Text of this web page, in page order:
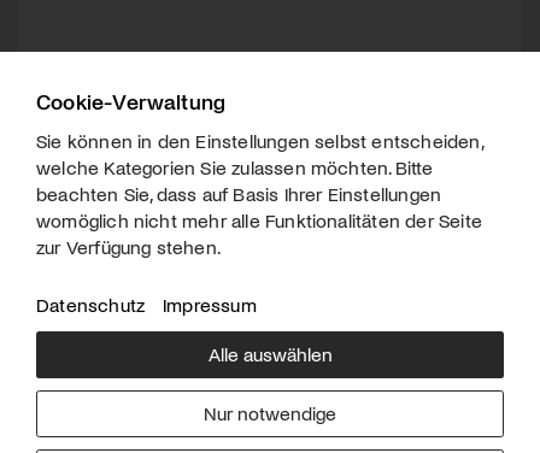
Über uns
Downloads
Werben
Impressum
Cookie-Verwaltung
Sie können in den Einstellungen selbst entscheiden,
welche Kategorien Sie zulassen möchten. Bitte
beachten Sie, dass auf Basis Ihrer Einstellungen
womöglich nicht mehr alle Funktionalitäten der Seite
zur Verfügung stehen.
Datenschutz Impressum
Alle auswählen
Nur notwendige